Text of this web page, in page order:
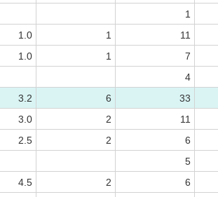
1
1.0 1 11
1.0 1 7
4
3.2 6 33
3.0 2 11
2.5 2 6
5
4.5 2 6